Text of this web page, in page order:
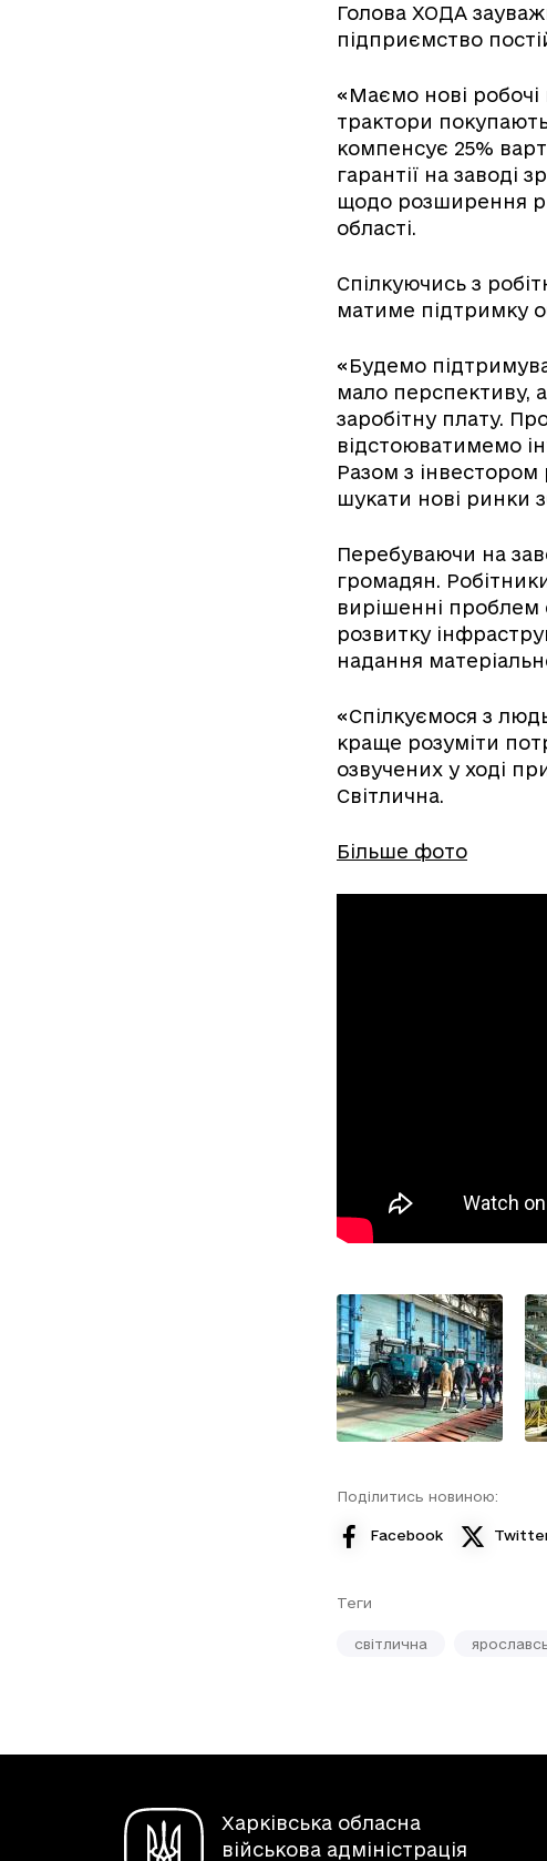
Голова ХОДА
підприємство
«Маємо нові робочі
трактори
компенсує 25%
гарантії на заводі
щодо розширення
області.
Спілкуючись з
матиме підтримку
«Будемо
мало перспективу,
заробітну плату.
відстоюватимемо
Разом з
шукати нові ринки
Перебуваючи на
громадян.
вирішенні проблем
розвитку
надання
«Спілкуємося з
краще розуміти
озвучених у ході
Світлична.
Більше фото
Поділитись новиною:
Facebook
Теги
світлична
Харківська обласна
військова адміністрація